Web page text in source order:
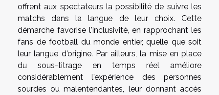
offrent aux spectateurs la possibilité de suivre les
matchs dans la langue de leur choix. Cette
démarche favorise l'inclusivité, en rapprochant les
fans de football du monde entier, quelle que soit
leur langue d'origine. Par ailleurs, la mise en place
du sous-titrage en temps réel améliore
considérablement l'expérience des personnes
sourdes ou malentendantes, leur donnant accès